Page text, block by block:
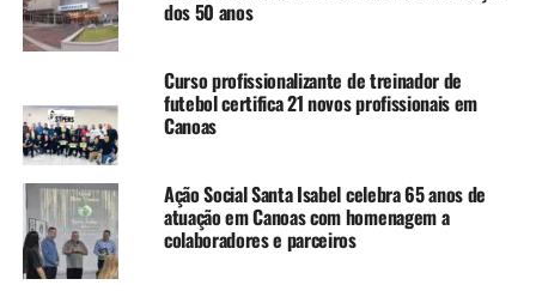
alvarás para o começo das obras do Residencial Quero-
quero e Jacuí. Juntos, os dois terão 400 habitações. O
valor total do investimento nas obras será de cerca de R$
70 milhões – cerca de R$ 34.025.021,59 no Residencial
Quero Quero e outros R$ 35.984.639,64 no Residencial
Jacuí.
Além de Canoas com o Residencial Quero Quero, o ato
beneficiou ainda Porto Alegre, com os residenciais Jacuí e
Dona Zaida, com 96 e 200 moradias, respectivamente,
dos 50 anos
Curso profissionalizante de treinador de
futebol certifica 21 novos profissionais em
Canoas
Ação Social Santa Isabel celebra 65 anos de
atuação em Canoas com homenagem a
colaboradores e parceiros